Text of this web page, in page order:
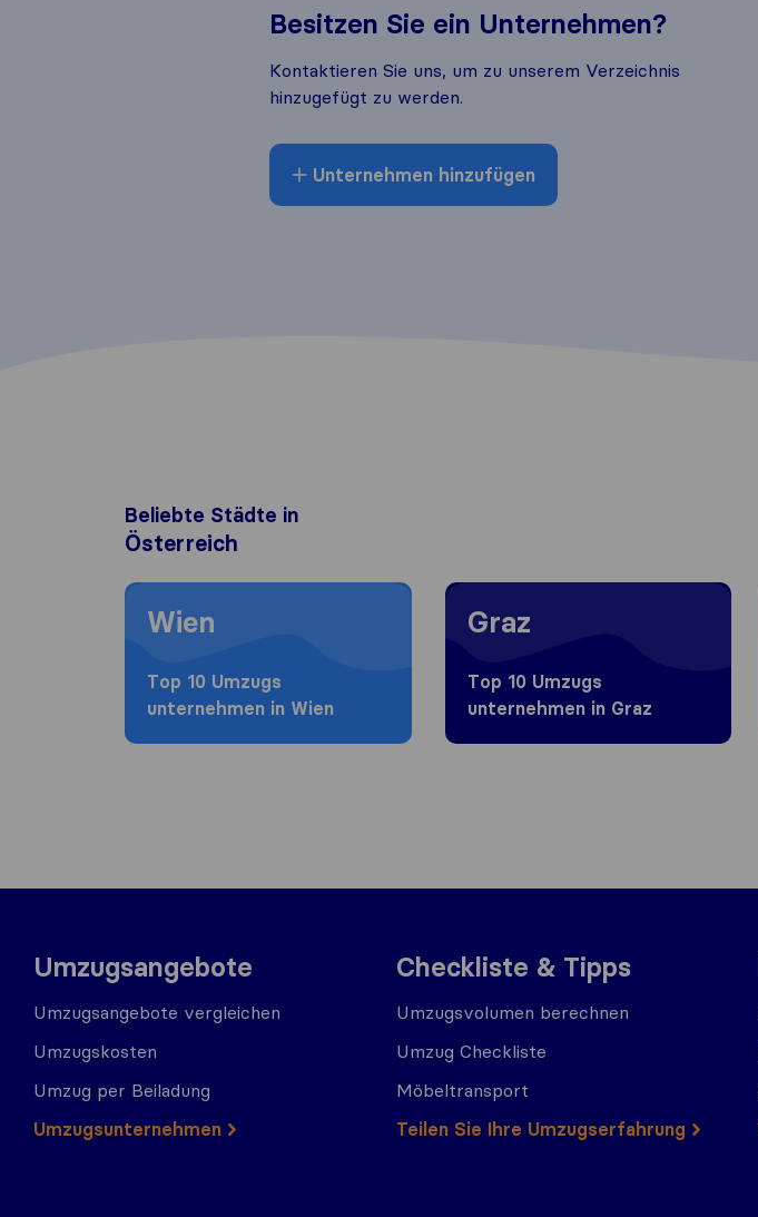
Besitzen Sie ein Unternehmen?
Kontaktieren Sie uns, um zu unserem Verzeichnis
hinzugefügt zu werden.
Unternehmen hinzufügen
Beliebte Städte in
Österreich
Moving to Wien
Wien
Top 10 Umzugs​
unternehmen in Wien
Moving to Graz
Graz
Top 10 Umzugs​
unternehmen in Graz
Umzugsangebote
Umzugsangebote vergleichen
Umzugskosten
Umzug per Beiladung
Umzugs​​unternehmen
Checkliste & Tipps
Umzugsvolumen berechnen
Umzug Checkliste
Möbeltransport
Teilen Sie Ihre Umzugserfahrung